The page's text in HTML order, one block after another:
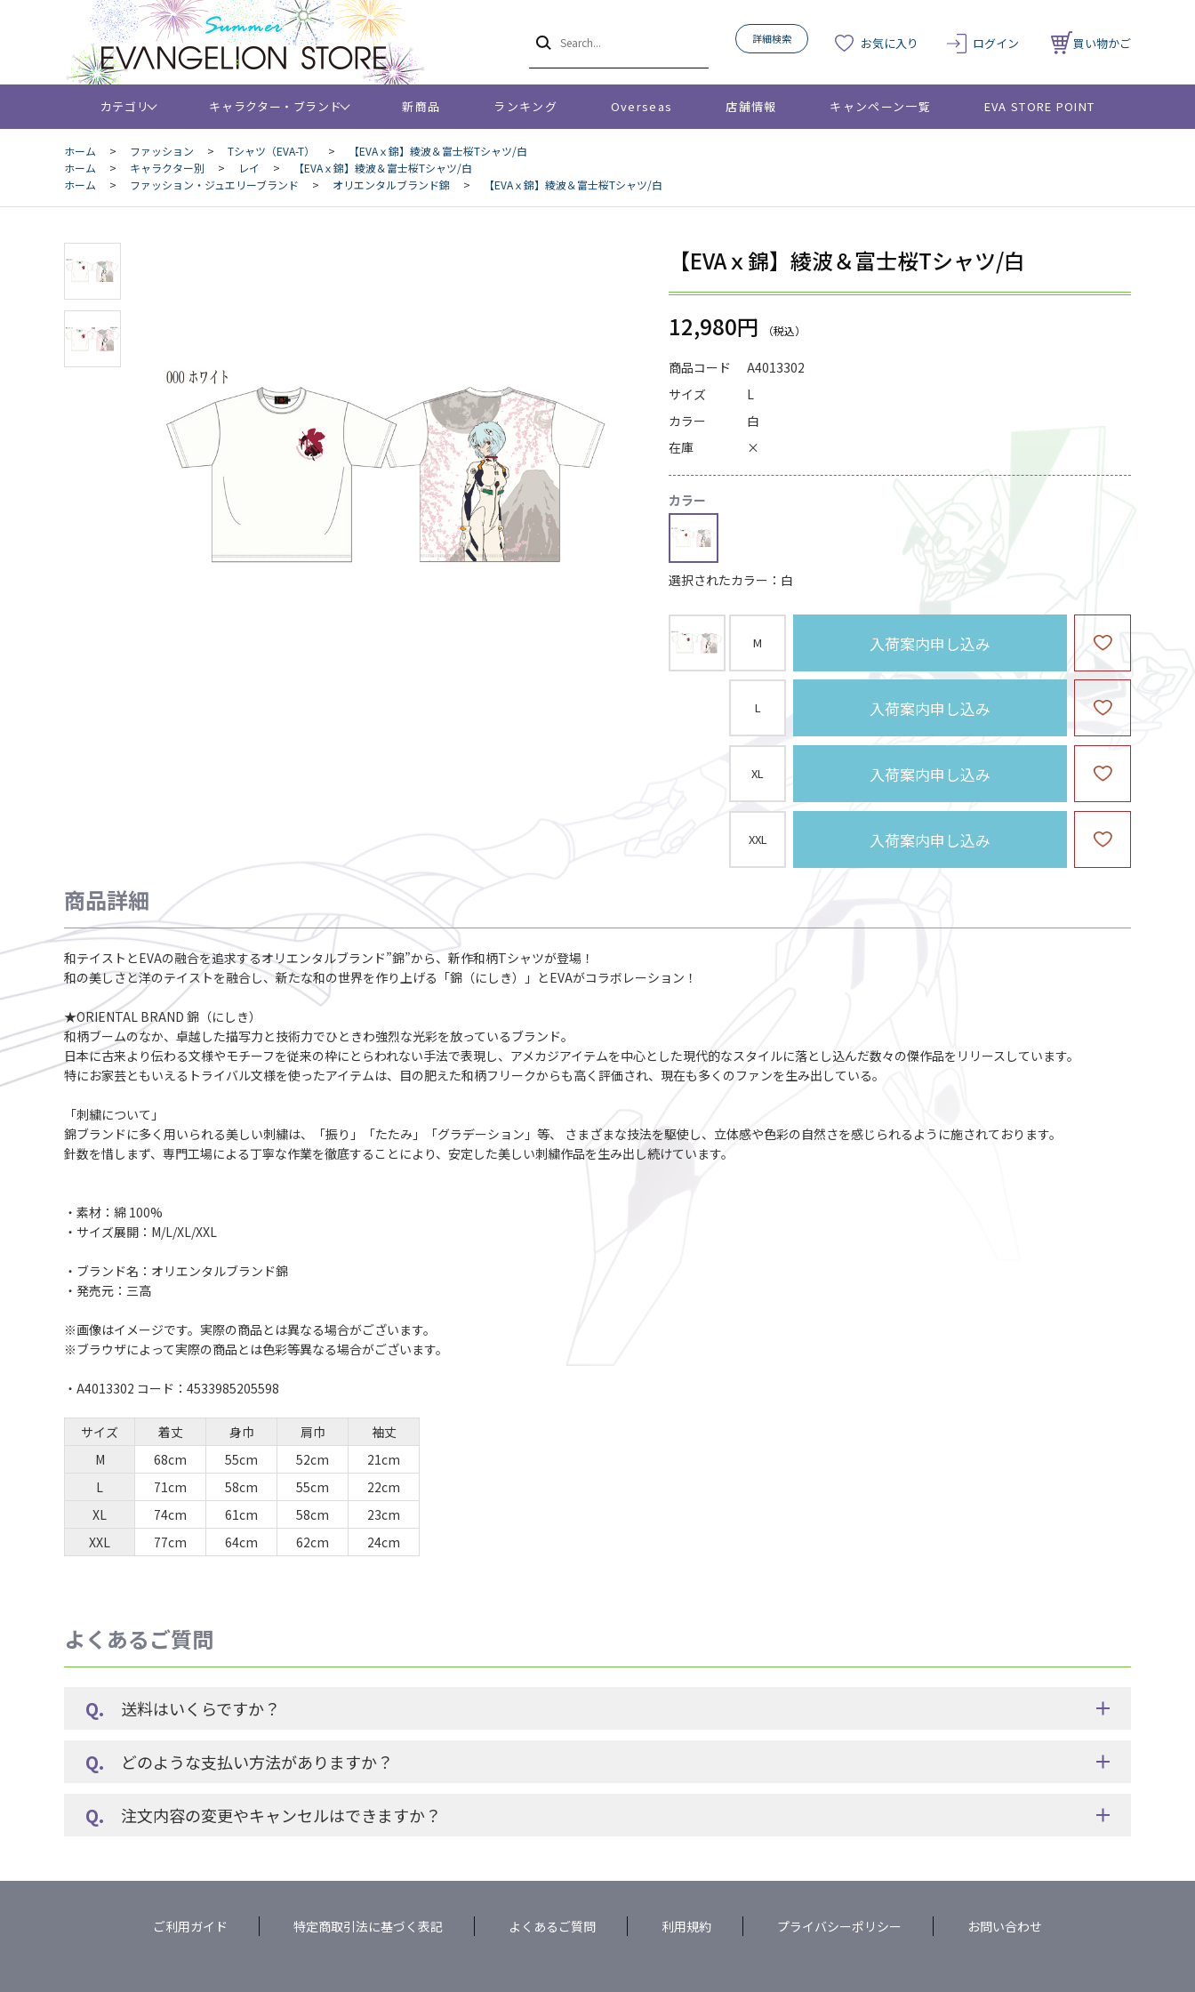
詳細検索 お気に入り ログイン 買い物かご
カテゴリ キャラクター・ブランド 新商品 ランキング Overseas 店舗情報 キャンペーン一覧 EVA STORE POINT
ホーム > ファッション > Tシャツ（EVA-T） >
【EVAｘ錦】綾波＆富士桜Tシャツ/白
ホーム
> キャラクター別 > レイ >
【EVAｘ錦】綾波＆富士桜Tシャツ/白
ホーム
> ファッション・ジュエリーブランド > オリエンタルブランド錦 > 【EVAｘ錦】綾波＆富士桜Tシャツ/白
【EVAｘ錦】綾波＆富士桜Tシャツ/白
12,980円
商品コード
A4013302
サイズ
L
カラー
白
在庫
×
カラー
選択されたカラー：白
M 入荷案内申し込み
L 入荷案内申し込み
XL 入荷案内申し込み
XXL 入荷案内申し込み
商品詳細
和テイストとEVAの融合を追求するオリエンタルブランド”錦”から、新作和柄Tシャツが登場！
和の美しさと洋のテイストを融合し、新たな和の世界を作り上げる「錦（にしき）」とEVAがコラボレーション！
★ORIENTAL BRAND 錦（にしき）
和柄ブームのなか、卓越した描写力と技術力でひときわ強烈な光彩を放っているブランド。
日本に古来より伝わる文様やモチーフを従来の枠にとらわれない手法で表現し、アメカジアイテムを中心とした現代的なスタイルに落とし込んだ数々の傑作品をリリースしています。
特にお家芸ともいえるトライバル文様を使ったアイテムは、目の肥えた和柄フリークからも高く評価され、現在も多くのファンを生み出している。
「刺繍について」
錦ブランドに多く用いられる美しい刺繍は、「振り」「たたみ」「グラデーション」等、 さまざまな技法を駆使し、立体感や色彩の自然さを感じられるように施されております。
針数を惜しまず、専門工場による丁寧な作業を徹底することにより、安定した美しい刺繍作品を生み出し続けています。
・素材：綿 100%
・サイズ展開：M/L/XL/XXL
・ブランド名：オリエンタルブランド錦
・発売元：三高
※画像はイメージです。実際の商品とは異なる場合がございます。
※ブラウザによって実際の商品とは色彩等異なる場合がございます。
・A4013302 コード：4533985205598
サイズ 着丈 身巾 肩巾
袖丈
M
68cm 55cm 52cm
21cm
L
71cm 58cm 55cm
22cm
XL
74cm 61cm 58cm
23cm
XXL
77cm 64cm 62cm 24cm
よくあるご質問
送料はいくらですか？
どのような支払い方法がありますか？
注文内容の変更やキャンセルはできますか？
ご利用ガイド 特定商取引法に基づく表記 よくあるご質問 利用規約 プライバシーポリシー お問い合わせ